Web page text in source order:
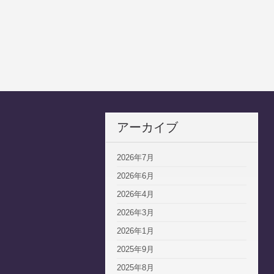
アーカイブ
2026年7月
2026年6月
2026年4月
2026年3月
2026年1月
2025年9月
2025年8月